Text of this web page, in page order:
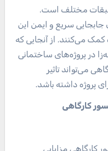
مختلف است.
جابجایی سریع و ایمن این
کمک می‌کنند. از آنجایی که
در پروژه‌های ساختمانی
می‌تواند تاثیر
پروژه داشته باشد.
کارگاهی
کارگاهی مزایایی